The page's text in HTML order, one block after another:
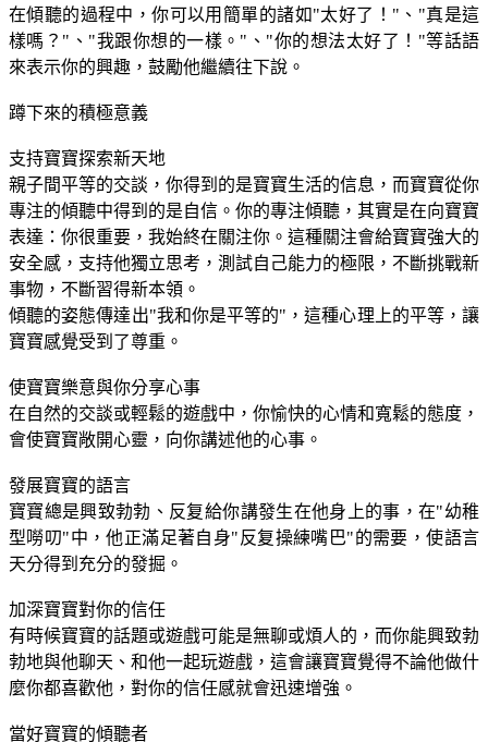
在傾聽的過程中，你可以用簡單的諸如"太好了！"、"真是這
樣嗎？"、"我跟你想的一樣。"、"你的想法太好了！"等話語
來表示你的興趣，鼓勵他繼續往下說。
蹲下來的積極意義
支持寶寶探索新天地
親子間平等的交談，你得到的是寶寶生活的信息，而寶寶從你
專注的傾聽中得到的是自信。你的專注傾聽，其實是在向寶寶
表達：你很重要，我始終在關注你。這種關注會給寶寶強大的
安全感，支持他獨立思考，測試自己能力的極限，不斷挑戰新
事物，不斷習得新本領。
傾聽的姿態傳達出"我和你是平等的"，這種心理上的平等，讓
寶寶感覺受到了尊重。
使寶寶樂意與你分享心事
在自然的交談或輕鬆的遊戲中，你愉快的心情和寬鬆的態度，
會使寶寶敞開心靈，向你講述他的心事。
發展寶寶的語言
寶寶總是興致勃勃、反复給你講發生在他身上的事，在"幼稚
型嘮叨"中，他正滿足著自身"反复操練嘴巴"的需要，使語言
天分得到充分的發掘。
加深寶寶對你的信任
有時候寶寶的話題或遊戲可能是無聊或煩人的，而你能興致勃
勃地與他聊天、和他一起玩遊戲，這會讓寶寶覺得不論他做什
麼你都喜歡他，對你的信任感就會迅速增強。
當好寶寶的傾聽者